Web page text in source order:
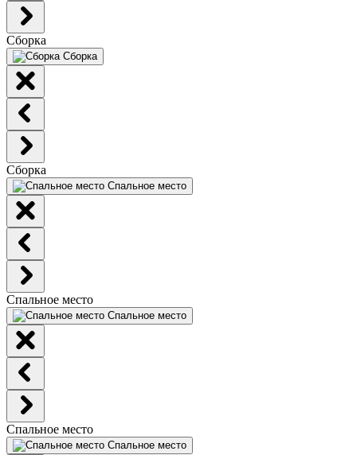
Сборка
Сборка
Сборка
Спальное место
Спальное место
Спальное место
Спальное место
Спальное место